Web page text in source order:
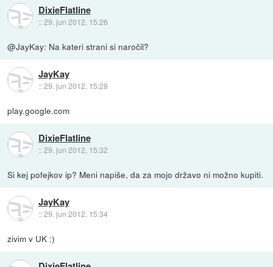
DixieFlatline
::29. jun 2012, 15:26
@JayKay: Na kateri strani si naročil?
JayKay
::29. jun 2012, 15:28
play.google.com
DixieFlatline
::29. jun 2012, 15:32
Si kej pofejkov ip? Meni napiše, da za mojo državo ni možno kupiti.
JayKay
::29. jun 2012, 15:34
zivim v UK :)